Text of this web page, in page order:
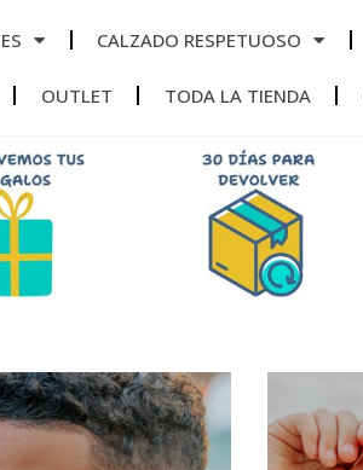
CALZADO RESPETUOSO
OUTLET TODA LA TIENDA